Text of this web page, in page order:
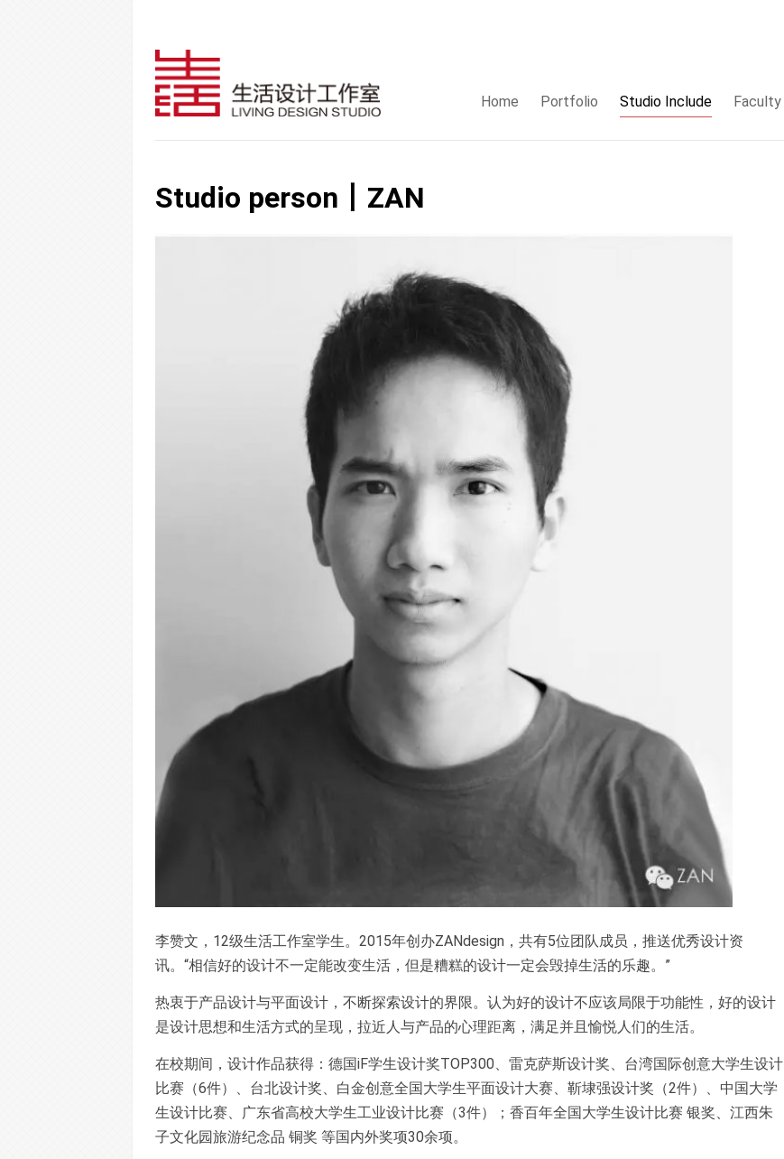
Home Portfolio Studio Include Faculty
Studio person丨ZAN
李赞文，12级生活工作室学生。2015年创办ZANdesign，共有5位团队成员，推送优秀设计资
讯。“相信好的设计不一定能改变生活，但是糟糕的设计一定会毁掉生活的乐趣。”
热衷于产品设计与平面设计，不断探索设计的界限。认为好的设计不应该局限于功能性，好的设计
是设计思想和生活方式的呈现，拉近人与产品的心理距离，满足并且愉悦人们的生活。
在校期间，设计作品获得：德国iF学生设计奖TOP300、雷克萨斯设计奖、台湾国际创意大学生设计
比赛（6件）、台北设计奖、白金创意全国大学生平面设计大赛、靳埭强设计奖（2件）、中国大学
生设计比赛、广东省高校大学生工业设计比赛（3件）；香百年全国大学生设计比赛 银奖、江西朱
子文化园旅游纪念品 铜奖 等国内外奖项30余项。